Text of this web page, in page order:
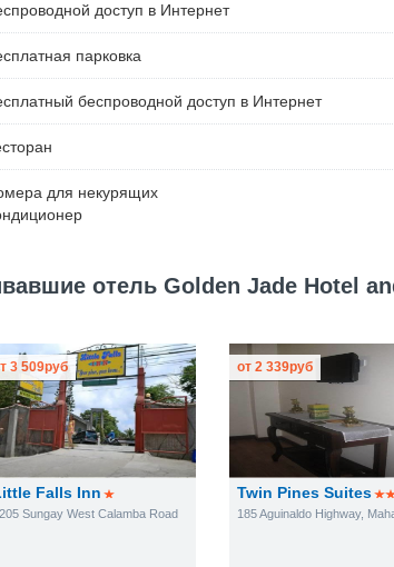
доступ в Интернет
парковка
беспроводной доступ в Интернет
для некурящих
отель Golden Jade Hotel
Falls Inn
Sungay West Calamba Road
3 509руб
Twin Pines Suites
от 2 339руб